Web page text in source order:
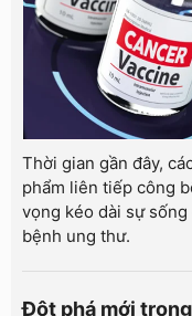
Thời gian gần đây,
phẩm liên tiếp công
vọng kéo dài sự
bệnh ung thư.
Đột phá mới